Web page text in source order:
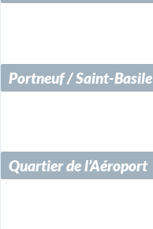
Portneuf / Saint-Basile
Quartier de l’Aéroport